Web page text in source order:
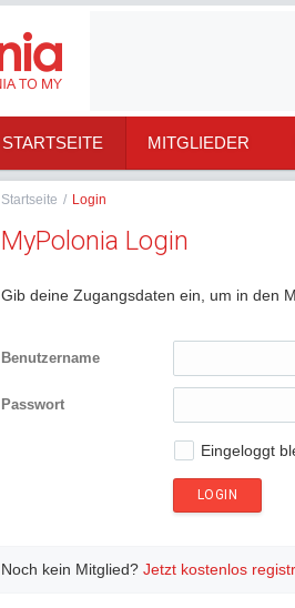
STARTSEITE MITGLIEDER
Startseite / Login
MyPolonia Login
Gib deine Zugangsdaten ein, um in den
Benutzername
Passwort
Eingeloggt
LOGIN
Noch kein Mitglied? Jetzt kostenlos